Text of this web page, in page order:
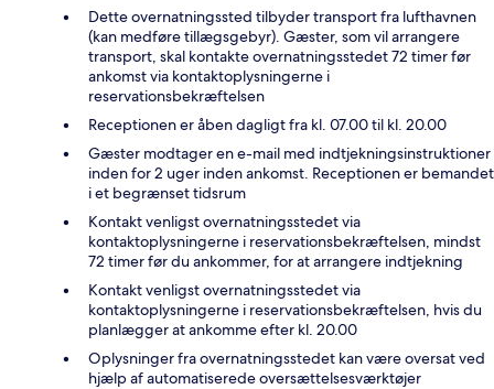
Dette overnatningssted tilbyder transport fra lufthavnen
(kan medføre tillægsgebyr). Gæster, som vil arrangere
transport, skal kontakte overnatningsstedet 72 timer før
ankomst via kontaktoplysningerne i
reservationsbekræftelsen
Receptionen er åben dagligt fra kl. 07.00 til kl. 20.00
Gæster modtager en e-mail med indtjekningsinstruktioner
inden for 2 uger inden ankomst. Receptionen er bemandet
i et begrænset tidsrum
Kontakt venligst overnatningsstedet via
kontaktoplysningerne i reservationsbekræftelsen, mindst
72 timer før du ankommer, for at arrangere indtjekning
Kontakt venligst overnatningsstedet via
kontaktoplysningerne i reservationsbekræftelsen, hvis du
planlægger at ankomme efter kl. 20.00
Oplysninger fra overnatningsstedet kan være oversat ved
hjælp af automatiserede oversættelsesværktøjer